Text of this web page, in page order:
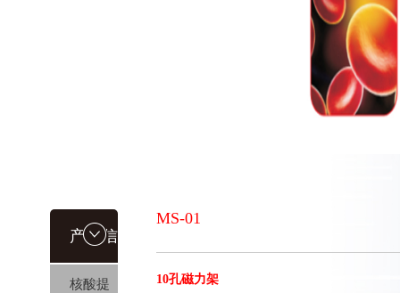
产品信
息
核酸提
MS-01
10孔磁力架